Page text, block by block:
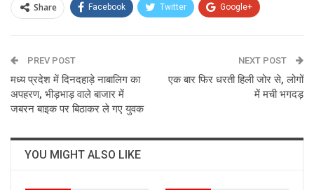
Share Facebook Twitter Google+
Email
PREV POST
मध्य प्रदेश में दिनदहाड़े नाबालिग का
अपहरण, भीड़भाड़ वाले बाजार में
जबरन बाइक पर बिठाकर ले गए युवक
NEXT POST
एक बार फिर धरती हिली जोर से, लोगों
में मची भगदड़
YOU MIGHT ALSO LIKE